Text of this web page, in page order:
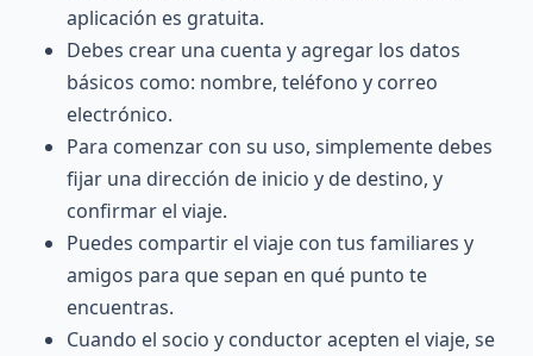
aplicación es gratuita.
Debes crear una cuenta y agregar los datos
básicos como: nombre, teléfono y correo
electrónico.
Para comenzar con su uso, simplemente debes
fijar una dirección de inicio y de destino, y
confirmar el viaje.
Puedes compartir el viaje con tus familiares y
amigos para que sepan en qué punto te
encuentras.
Cuando el socio y conductor acepten el viaje, se